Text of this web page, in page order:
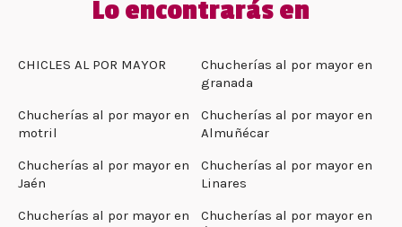
Lo encontrarás en
CHICLES AL POR MAYOR
Chucherías al por mayor en
granada
Chucherías al por mayor en
motril
Chucherías al por mayor en
Almuñécar
Chucherías al por mayor en
Jaén
Chucherías al por mayor en
Linares
Chucherías al por mayor en
Chucherías al por mayor en